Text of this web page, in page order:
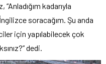
kadarıyla
soracağım. Şu anda
için yapılabilecek çok
dedi.